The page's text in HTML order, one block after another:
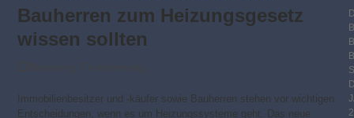
Bauherren zum Heizungsgesetz
wissen sollten
Immobilienbesitzer und -käufer sowie Bauherren stehen vor wichtigen
Entscheidungen, wenn es um Heizungssysteme geht. Das neue